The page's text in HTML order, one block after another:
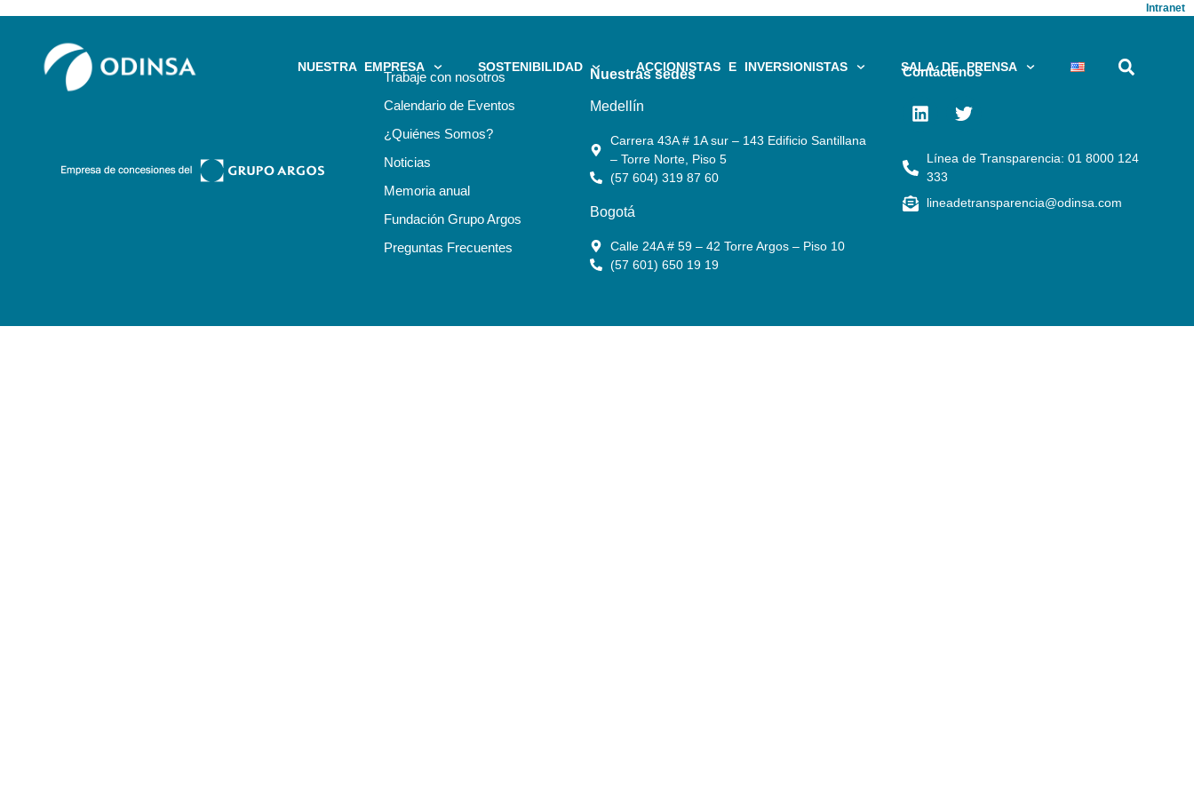
Intranet
NUESTRA EMPRESA SOSTENIBILIDAD ACCIONISTAS E INVERSIONISTAS SALA DE PRENSA
Trabaje con nosotros
Calendario de Eventos
¿Quiénes Somos?
Noticias
Memoria anual
Fundación Grupo Argos
Preguntas Frecuentes
Nuestras sedes
Medellín
Carrera 43A # 1A sur – 143 Edificio Santillana
– Torre Norte, Piso 5
(57 604) 319 87 60
Bogotá
Calle 24A # 59 – 42 Torre Argos – Piso 10
(57 601) 650 19 19
Contáctenos
Línea de Transparencia: 01 8000 124
333
lineadetransparencia@odinsa.com